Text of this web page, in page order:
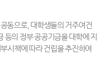
동으로, 대학생들의 거주여건
의 정부 공공기금을 대학에 지
시책에 따라 건립을 추진하여